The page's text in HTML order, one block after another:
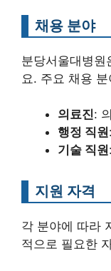
채용 분야
분당서울대병원
요. 주요 채용
의료진:
행정 직원
기술 직원
지원 자격
각 분야에 따라
적으로 필요한